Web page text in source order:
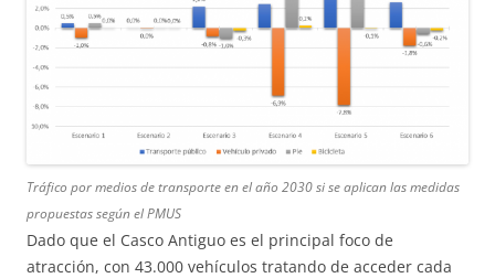
Tráfico por medios de transporte en el año 2030 si se aplican las medidas
propuestas según el PMUS
Dado que el Casco Antiguo es el principal foco de
atracción, con 43.000 vehículos tratando de acceder cada